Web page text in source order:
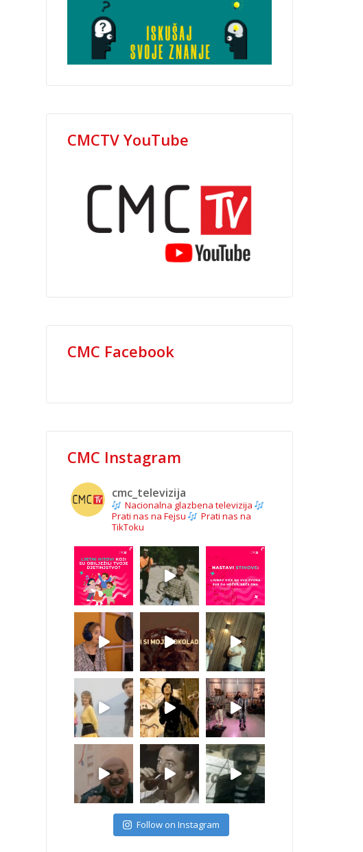
CMCTV YouTube
CMC Facebook
CMC Instagram
cmc_televizija
Nacionalna glazbena televizija
Prati nas na Fejsu
Prati nas na
TikToku
Follow on Instagram